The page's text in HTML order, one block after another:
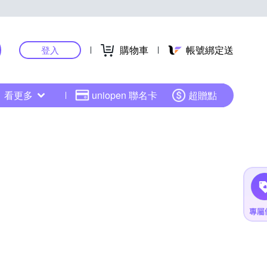
登入 購物車 帳號綁定送
看更多 uniopen 聯名卡 超贈點